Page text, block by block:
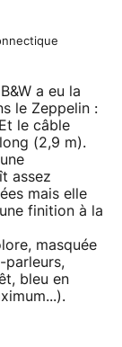
a eu la
le Zeppelin :
le câble
(2,9 m).
assez
mais elle
finition à la
masquée
parleurs,
bleu en